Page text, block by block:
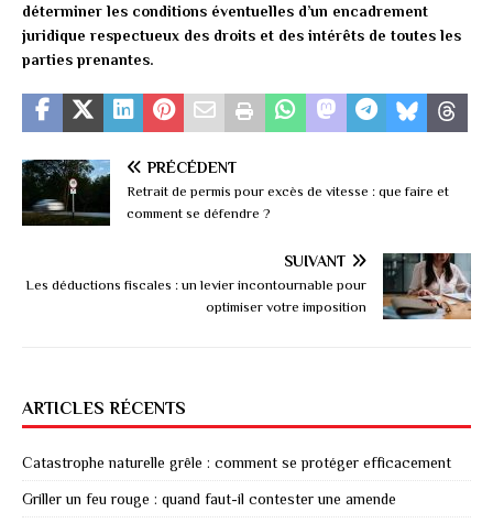
déterminer les conditions éventuelles d’un encadrement
juridique respectueux des droits et des intérêts de toutes les
parties prenantes.
PRÉCÉDENT
Retrait de permis pour excès de vitesse : que faire et
comment se défendre ?
SUIVANT
Les déductions fiscales : un levier incontournable pour
optimiser votre imposition
ARTICLES RÉCENTS
Catastrophe naturelle grêle : comment se protéger efficacement
Griller un feu rouge : quand faut-il contester une amende